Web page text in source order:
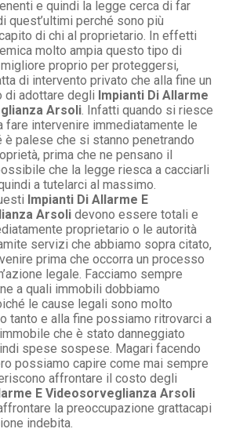
e quindi la legge cerca di far
quest’ultimi perché sono più
di chi al proprietario. In effetti
molto ampia questo tipo di
proprio per proteggersi,
di intervento privato che alla fine un
di adottare degli Impianti Di Allarme
Arsoli . Infatti quando si riesce
fare intervenire immediatamente le
è palese che si stanno penetrando
prima che ne pensano il
che la legge riesca a cacciarli
a tutelarci al massimo.
Impianti Di Allarme E
Arsoli devono essere totali e
proprietario o le autorità
servizi che abbiamo sopra citato,
prima che occorra un processo
legale. Facciamo sempre
a quali immobili dobbiamo
le cause legali sono molto
tanto e alla fine possiamo ritrovarci a
che è stato danneggiato
spese sospese. Magari facendo
possiamo capire come mai sempre
affrontare il costo degli
E Videosorveglianza Arsoli
la preoccupazione grattacapi
indebita.